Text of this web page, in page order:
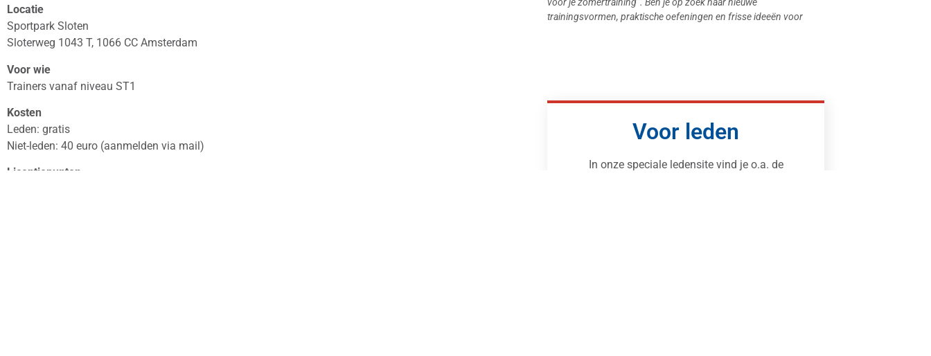
Locatie
Sportpark Sloten
Sloterweg 1043 T, 1066 CC Amsterdam
Voor wie
Trainers vanaf niveau ST1
Kosten
Leden: gratis
Niet-leden: 40 euro (aanmelden via mail)
Licentiepunten
voor je zomertraining”. Ben je op zoek naar nieuwe
trainingsvormen, praktische oefeningen en frisse ideeën voor
Voor leden
In onze speciale ledensite vind je o.a. de